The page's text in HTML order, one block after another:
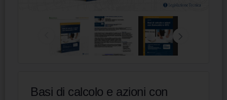
Basi di calcolo e azioni con